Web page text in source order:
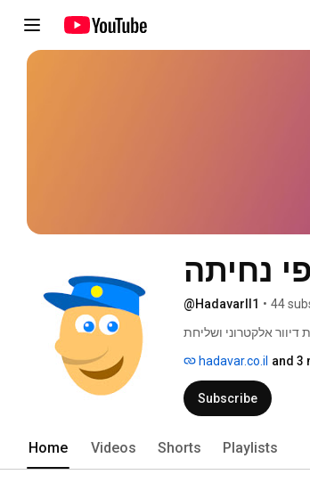
@HadavarIl1 • 44
hadavar.co.il and 3
Subscribe
Home Videos Shorts Playlists